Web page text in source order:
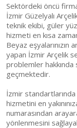
Sektördeki öncü
İzmir Güzelyalı
teknik ekibi, güler
hizmeti en kısa
Beyaz eşyalarınızın
yapan İzmir Arçelik
problemler
geçmektedir.
İzmir
hizmetini en
numarasından
yönlenmesini